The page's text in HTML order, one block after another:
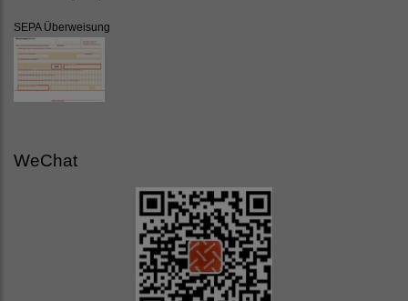
SEPA Überweisung
WeChat